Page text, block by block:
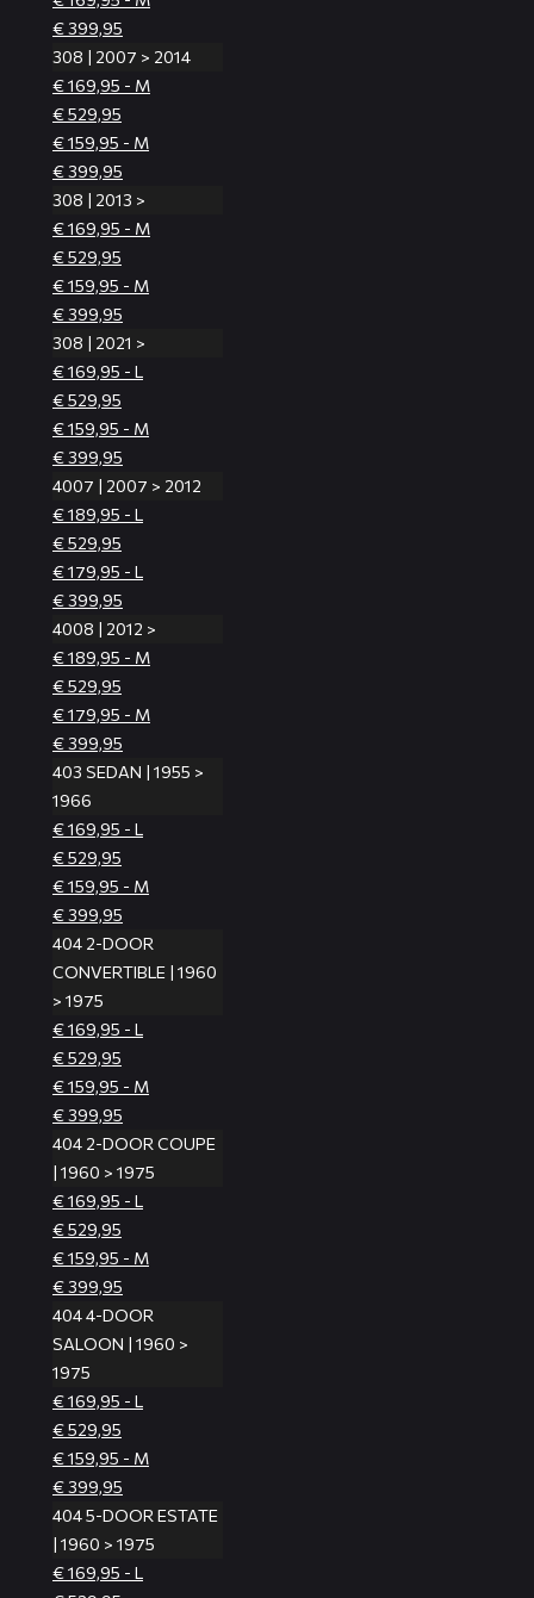
€ 399,95
308 | 2007 > 2014
€ 169,95 - M
€ 529,95
€ 159,95 - M
€ 399,95
308 | 2013 >
€ 169,95 - M
€ 529,95
€ 159,95 - M
€ 399,95
308 | 2021 >
€ 169,95 - L
€ 529,95
€ 159,95 - M
€ 399,95
4007 | 2007 > 2012
€ 189,95 - L
€ 529,95
€ 179,95 - L
€ 399,95
4008 | 2012 >
€ 189,95 - M
€ 529,95
€ 179,95 - M
€ 399,95
403 SEDAN | 1955 >
1966
€ 169,95 - L
€ 529,95
€ 159,95 - M
€ 399,95
404 2-DOOR
CONVERTIBLE | 1960
> 1975
€ 169,95 - L
€ 529,95
€ 159,95 - M
€ 399,95
404 2-DOOR COUPE
| 1960 > 1975
€ 169,95 - L
€ 529,95
€ 159,95 - M
€ 399,95
404 4-DOOR
SALOON | 1960 >
1975
€ 169,95 - L
€ 529,95
€ 159,95 - M
€ 399,95
404 5-DOOR ESTATE
| 1960 > 1975
€ 169,95 - L